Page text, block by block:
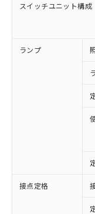
スイッチユニット構成
ランプ
接点定格
ご利
対応済
非含有に
対応予定：
有に対応